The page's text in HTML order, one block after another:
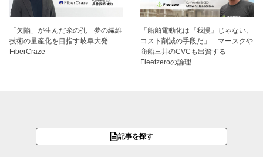
「欠陥」が生んだ糸の孔 夢の繊維
技術の量産化を目指す岐阜大発
FiberCraze
「船舶電動化は『我慢』じゃない、
コスト削減の手段だ」 マースクや
商船三井のCVCも出資する
Fleetzeroの論理
記事を探す